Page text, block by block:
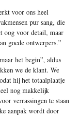
voor ons heel
pur sang, die
oog voor detail, maar
goede ontwerpers.”
het begin”, aldus
we de klant. We
hij het totaalplaatje
nog makkelijk
verrassingen te staan
aanpak wordt door